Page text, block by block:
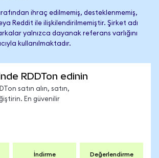
ihraç edilmemiş, desteklenmemiş,
Reddit ile ilişkilendirilmemiştir. Şirket adı
yalnızca dayanak referans varlığını
kullanılmaktadır.
RDDTon edinin
satın alın, satın,
En güvenilir
İndirme Değerlendirme